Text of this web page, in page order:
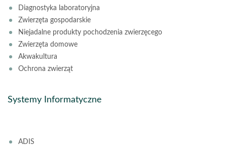
Diagnostyka laboratoryjna
Zwierzęta gospodarskie
Niejadalne produkty pochodzenia zwierzęcego
Zwierzęta domowe
Akwakultura
Ochrona zwierząt
Systemy Informatyczne
ADIS